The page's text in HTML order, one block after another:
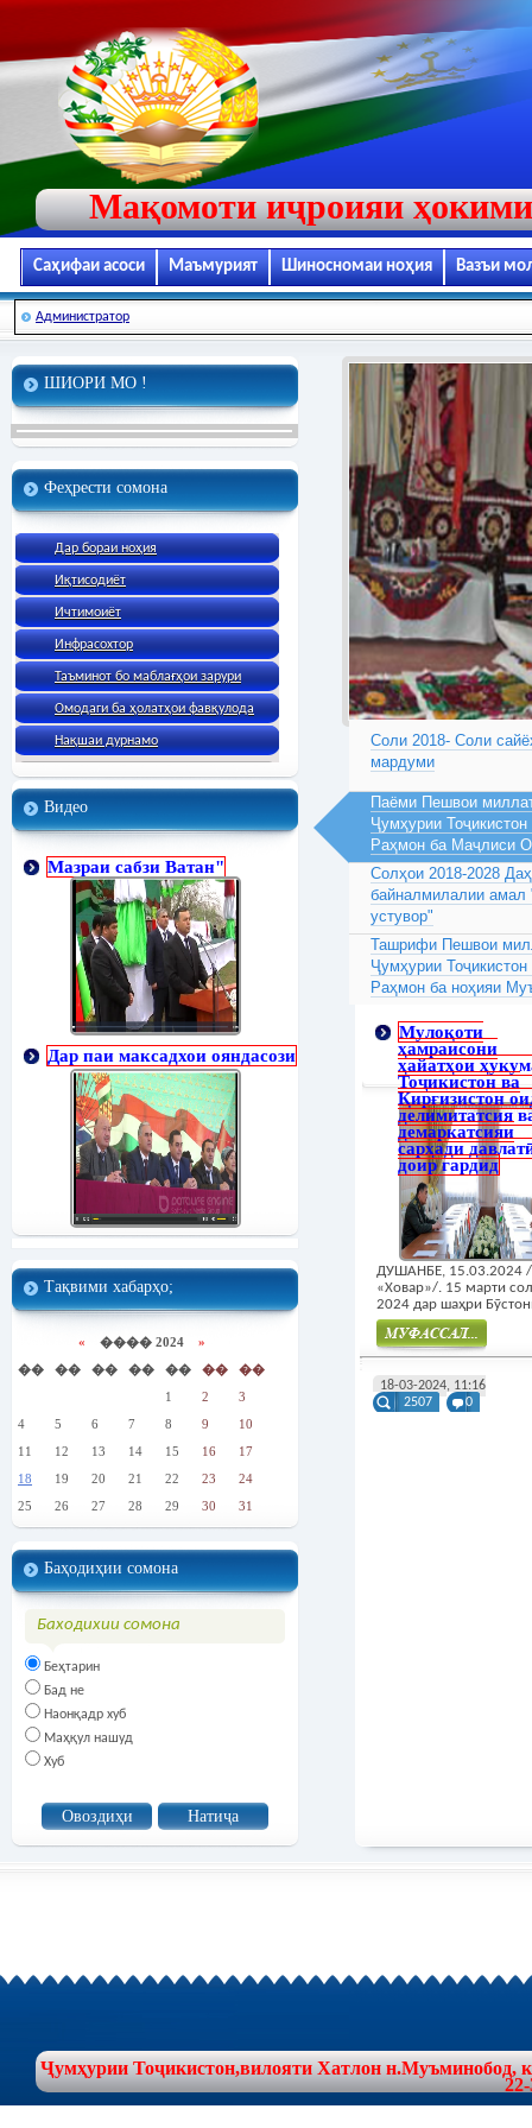
Мақомоти иҷроияи
Саҳифаи асоси Маъмурият Шиносномаи ноҳия Вазъи
Администратор
ШИОРИ МО !
Феҳрести сомона
Дар бораи ноҳия
Иқтисодиёт
Ичтимоиёт
Инфрасохтор
Таъминот бо маблағҳои зарури
Омодаги ба ҳолатҳои фавқулода
Нақшаи дурнамо
Видео
Мазраи сабзи Ватан"
Дар паи максадхои ояндасози
Тақвими хабарҳо;
« ���� 2024 »
��
�� �� �� �� ��
��
1
2
3
4
5 6 7 8 9
10
11
12 13 14 15 16
17
18
19 20 21 22 23
24
25
26 27 28 29 30 31
Баҳодиҳии сомона
Баходихии сомона
Беҳтарин
Бад не
Наонқадр хуб
Маҳқул нашуд
Хуб
Соли 2018- Соли
мардуми
Паёми Пешвои
Ҷумҳурии
Раҳмон ба Маҷлиси
Солҳои 2018-2028
байналмилалии
устувор"
Ташрифи Пешвои
Ҷумҳурии
Раҳмон ба ноҳияи
Мулоқоти
ҳамраисони
ҳайатҳои
Тоҷикистон ва
Қирғизистон
делимитатсия
демаркатсияи
сарҳади
доир гардид
ДУШАНБЕ, 15.03.2024
«Ховар»/. 15 марти
2024 дар шаҳри
18-03-2024, 11:16
2507
0
Ҷумҳурии Тоҷикистон,вилояти Хатлон н.Муъминобод,